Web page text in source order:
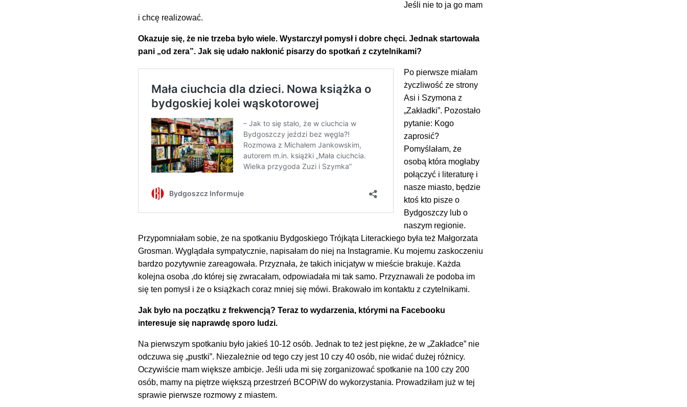
Jeśli nie to ja go mam
i chcę realizować.
Okazuje się, że nie trzeba było wiele. Wystarczył pomysł i dobre chęci. Jednak startowała
pani „od zera”. Jak się udało nakłonić pisarzy do spotkań z czytelnikami?
Po pierwsze miałam
życzliwość ze strony
Asi i Szymona z
„Zakładki”. Pozostało
pytanie: Kogo
zaprosić?
Pomyślałam, że
osobą która mogłaby
połączyć i literaturę i
nasze miasto, będzie
ktoś kto pisze o
Bydgoszczy lub o
naszym regionie.
Przypomniałam sobie, że na spotkaniu Bydgoskiego Trójkąta Literackiego była też Małgorzata
Grosman. Wyglądała sympatycznie, napisałam do niej na Instagramie. Ku mojemu zaskoczeniu
bardzo pozytywnie zareagowała. Przyznała, że takich inicjatyw w mieście brakuje. Każda
kolejna osoba ,do której się zwracałam, odpowiadała mi tak samo. Przyznawali że podoba im
się ten pomysł i że o książkach coraz mniej się mówi. Brakowało im kontaktu z czytelnikami.
Jak było na początku z frekwencją? Teraz to wydarzenia, którymi na Facebooku
interesuje się naprawdę sporo ludzi.
Na pierwszym spotkaniu było jakieś 10-12 osób. Jednak to też jest piękne, że w „Zakładce” nie
odczuwa się „pustki”. Niezależnie od tego czy jest 10 czy 40 osób, nie widać dużej różnicy.
Oczywiście mam większe ambicje. Jeśli uda mi się zorganizować spotkanie na 100 czy 200
osób, mamy na piętrze większą przestrzeń BCOPiW do wykorzystania. Prowadziłam już w tej
sprawie pierwsze rozmowy z miastem.